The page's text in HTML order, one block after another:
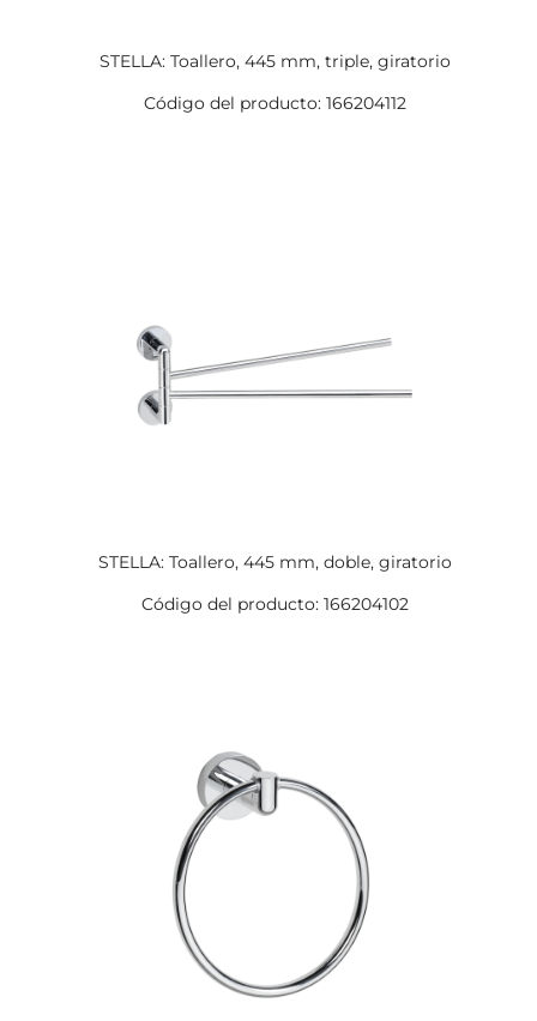
STELLA: Toallero, 445 mm, triple, giratorio
Código del producto: 166204112
STELLA: Toallero, 445 mm, doble, giratorio
Código del producto: 166204102